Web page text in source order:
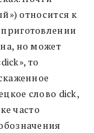
относится к
но может
то
слово dick,
часто